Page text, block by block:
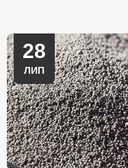
28
ЛИП